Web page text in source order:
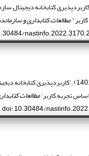
کتابخانه دیجیتال
مطالعات کتابداری و
نجفقلی نژاد, اعظم. (1401). 'کاربردپذیری
تجربه کاربر',مطالعات